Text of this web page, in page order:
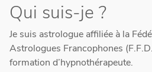
Qui suis-je ?
Je suis astrologue affiliée à la
Astrologues Francophones
formation d’hypnothérapeute.